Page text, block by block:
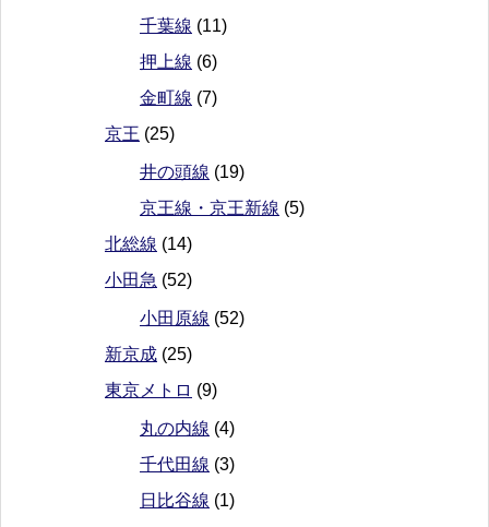
千葉線 (11)
押上線 (6)
金町線 (7)
京王 (25)
井の頭線 (19)
京王線・京王新線 (5)
北総線 (14)
小田急 (52)
小田原線 (52)
新京成 (25)
東京メトロ (9)
丸の内線 (4)
千代田線 (3)
日比谷線 (1)